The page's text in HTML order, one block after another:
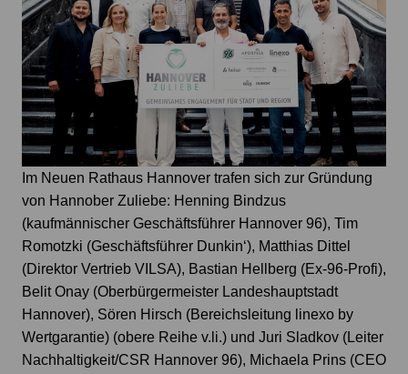
Im Neuen Rathaus Hannover trafen sich zur Gründung
von Hannober Zuliebe: Henning Bindzus
(kaufmännischer Geschäftsführer Hannover 96), Tim
Romotzki (Geschäftsführer Dunkin‘), Matthias Dittel
(Direktor Vertrieb VILSA), Bastian Hellberg (Ex-96-Profi),
Belit Onay (Oberbürgermeister Landeshauptstadt
Hannover), Sören Hirsch (Bereichsleitung linexo by
Wertgarantie) (obere Reihe v.li.) und Juri Sladkov (Leiter
Nachhaltigkeit/CSR Hannover 96), Michaela Prins (CEO